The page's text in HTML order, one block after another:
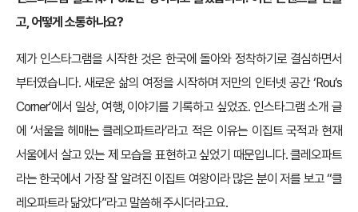
고, 어떻게 소통하나요?
제가 인스타그램을 시작한 것은 한국에 돌아와 정착하기로 결심하면서
부터였습니다. 새로운 삶의 여정을 시작하며 저만의 인터넷 공간 ‘Rou’s
Corner’에서 일상, 여행, 이야기를 기록하고 싶었죠. 인스타그램 소개 글
에 ‘서울을 헤매는 클레오파트라’라고 적은 이유는 이집트 국적과 현재
서울에서 살고 있는 제 모습을 표현하고 싶었기 때문입니다. 클레오파트
라는 한국에서 가장 잘 알려진 이집트 여왕이라 많은 분이 저를 보고 “클
레오파트라 닮았다”라고 말씀해 주시더라고요.